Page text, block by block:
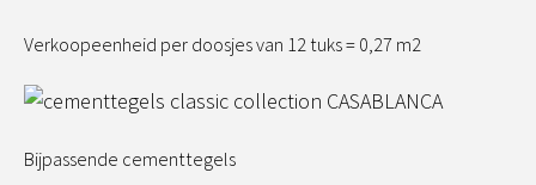
Verkoopeenheid per doosjes van 12 tuks = 0,27 m2
Bijpassende cementtegels